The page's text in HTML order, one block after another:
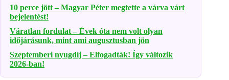
10 perce jött – Magyar Péter megtette a várva várt
bejelentést!
Váratlan fordulat – Évek óta nem volt olyan
időjárásunk, mint ami augusztusban jön
Szeptemberi nyugdíj – Elfogadták! Így változik
2026-ban!